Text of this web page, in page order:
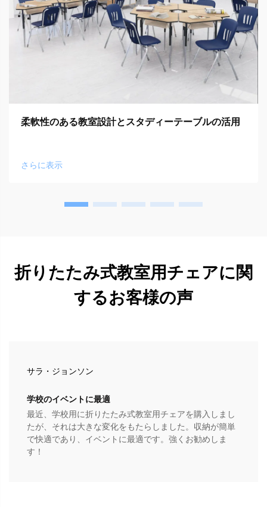
柔軟性のある教室設計とスタディーテーブルの活用
さらに表示
折りたたみ式教室用チェアに関
するお客様の声
サラ・ジョンソン
学校のイベントに最適
最近、学校用に折りたたみ式教室用チェアを購入しまし
たが、それは大きな変化をもたらしました。収納が簡単
で快適であり、イベントに最適です。強くお勧めしま
す！